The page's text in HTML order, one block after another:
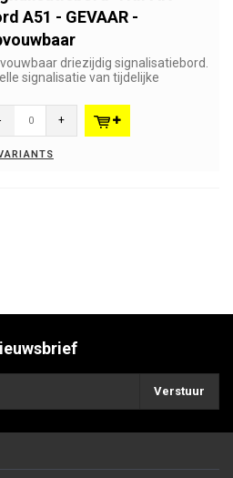
A51 - GEVAAR -
driezijdig signalisatiebord.
signalisatie van tijdelijke
+
Verstuur